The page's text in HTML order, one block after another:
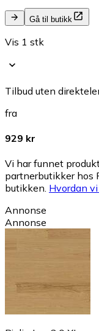
Gå til butikk
Vis 1 stk
Tilbud uten
fra
929 kr
Vi har funnet
partnerbutikker hos
butikken. Hvordan
Annonse
Annonse